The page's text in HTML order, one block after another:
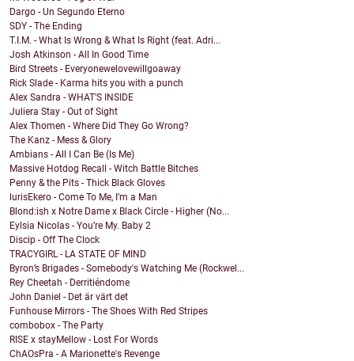
Dargo - Un Segundo Eterno
SDY - The Ending
T.I.M. - What Is Wrong & What Is Right (feat. Adri...
Josh Atkinson - All In Good Time
Bird Streets - Everyonewelovewillgoaway
Rick Slade - Karma hits you with a punch
Alex Sandra - WHAT'S INSIDE
Juliera Stay - Out of Sight
Alex Thomen - Where Did They Go Wrong?
The Kanz - Mess & Glory
Ambians - All I Can Be (Is Me)
Massive Hotdog Recall - Witch Battle Bitches
Penny & the Pits - Thick Black Gloves
lurisEkero - Come To Me, I’m a Man
Blond:ish x Notre Dame x Black Circle - Higher (No...
Eylsia Nicolas - You’re My. Baby 2
Discip - Off The Clock
TRACYGIRL - LA STATE OF MIND
Byron’s Brigades - Somebody's Watching Me (Rockwel...
Rey Cheetah - Derritiéndome
John Daniel - Det är värt det
Funhouse Mirrors - The Shoes With Red Stripes
combobox - The Party
RISE x stayMellow - Lost For Words
ChAOsPra - A Marionette's Revenge